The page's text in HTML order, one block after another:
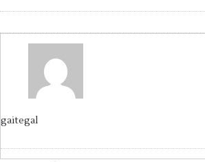
gaitegal